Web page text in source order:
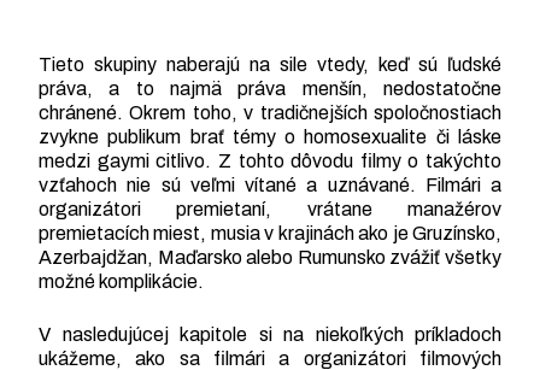
Tieto skupiny naberajú na sile vtedy, keď sú ľudské
práva, a to najmä práva menšín, nedostatočne
chránené. Okrem toho, v tradičnejších spoločnostiach
zvykne publikum brať témy o homosexualite či láske
medzi gaymi citlivo. Z tohto dôvodu filmy o takýchto
vzťahoch nie sú veľmi vítané a uznávané. Filmári a
organizátori premietaní, vrátane manažérov
premietacích miest, musia v krajinách ako je Gruzínsko,
Azerbajdžan, Maďarsko alebo Rumunsko zvážiť všetky
možné komplikácie.
V nasledujúcej kapitole si na niekoľkých príkladoch
ukážeme, ako sa filmári a organizátori filmových